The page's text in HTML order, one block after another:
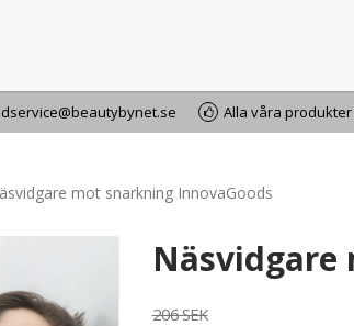
Alla våra
mot snarkning InnovaGoods
Näsvidgare
206 SEK